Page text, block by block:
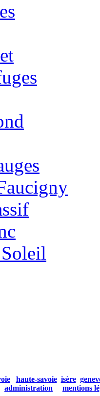
haute-savoie isère
administration
mentions